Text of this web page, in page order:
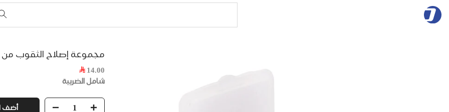
مجموعة إصلاح الثقوب من Thumps Up
14.00
شامل الضريبة
أضف